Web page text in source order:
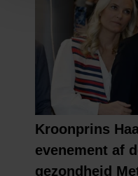
personaliseren, om
en om ons
informatie over uw
partners voor social
partners kunnen deze
informatie die u aan ze
verzameld op basis
gaat akkoord met onze